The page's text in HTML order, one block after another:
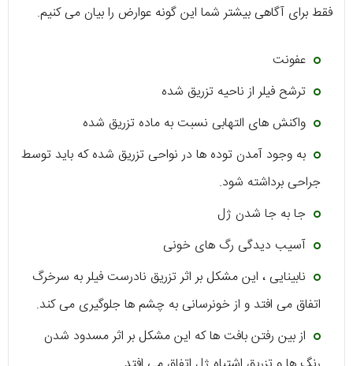
فقط برای آگاهی بیشتر شما این گونه عوارض را بیان می کنیم.
عفونت
ترشح فیلر از ناحیه تزریق شده
واکنش های التهابی نسبت به ماده تزریق شده
به وجود آمدن توده ها در نواحی تزریق شده که باید توسط
جراحی برداشته شود.
جا به جا شدن ژل
آسیب دیدگی رگ های خونی
نابینایی ، این مشکل بر اثر تزریق نادرست فیلر به سرخرگ
اتفاق می افتد و از خونرسانی به چشم ها جلوگیری می کند.
از بین رفتن بافت ها که این مشکل بر اثر مسدود شدن